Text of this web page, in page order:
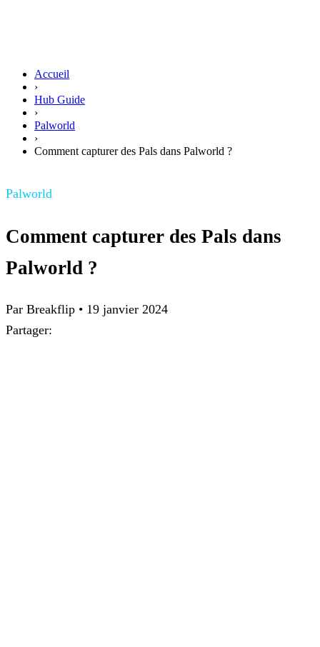
Accueil
›
Hub Guide
›
Palworld
›
Comment capturer des Pals dans Palworld ?
Palworld
Comment capturer des Pals dans
Palworld ?
Par Breakflip • 19 janvier 2024
Partager: